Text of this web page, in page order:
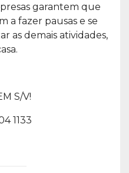
garantem que
a fazer pausas e se
as demais atividades,
S/V!
1133